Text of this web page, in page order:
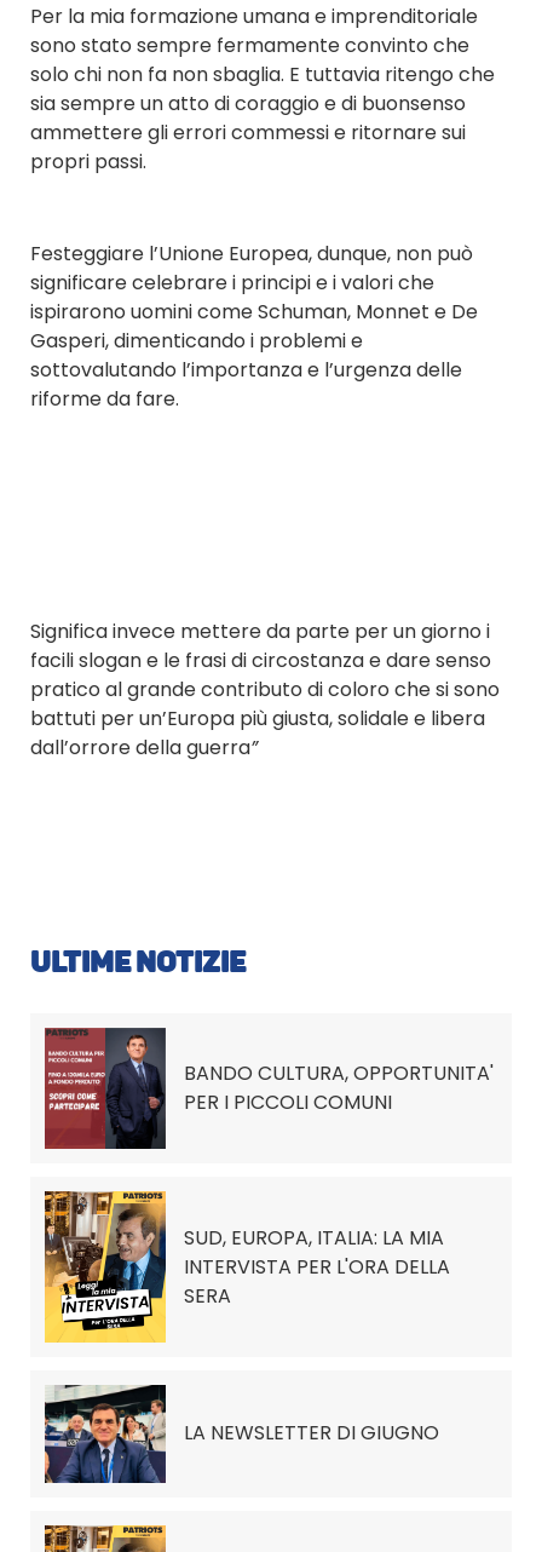
Per la mia formazione umana e imprenditoriale
sono stato sempre fermamente convinto che
solo chi non fa non sbaglia. E tuttavia ritengo che
sia sempre un atto di coraggio e di buonsenso
ammettere gli errori commessi e ritornare sui
propri passi.
Festeggiare l’Unione Europea, dunque, non può
significare celebrare i principi e i valori che
ispirarono uomini come Schuman, Monnet e De
Gasperi, dimenticando i problemi e
sottovalutando l’importanza e l’urgenza delle
riforme da fare.
Significa invece mettere da parte per un giorno i
facili slogan e le frasi di circostanza e dare senso
pratico al grande contributo di coloro che si sono
battuti per un’Europa più giusta, solidale e libera
dall’orrore della guerra”
ULTIME NOTIZIE
BANDO CULTURA, OPPORTUNITA'
PER I PICCOLI COMUNI
SUD, EUROPA, ITALIA: LA MIA
INTERVISTA PER L'ORA DELLA
SERA
LA NEWSLETTER DI GIUGNO